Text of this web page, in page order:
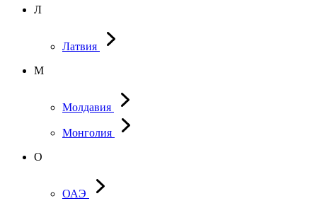
Л
Латвия
М
Молдавия
Монголия
О
ОАЭ